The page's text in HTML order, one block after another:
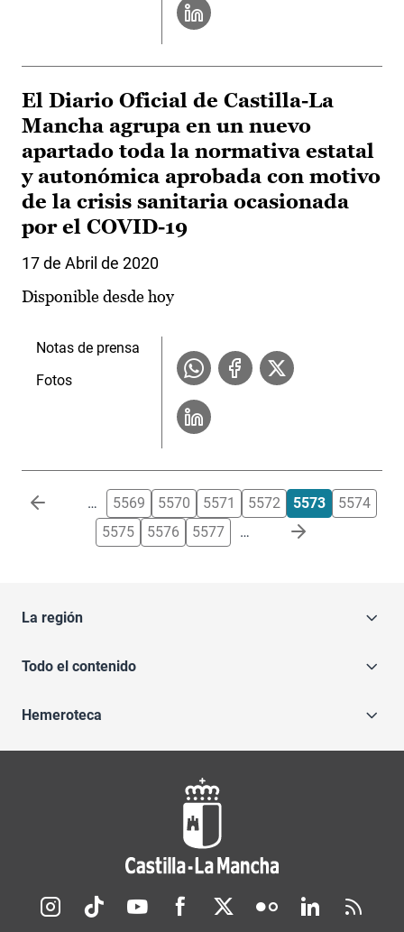
El Diario Oficial de Castilla-La
Mancha agrupa en un nuevo
apartado toda la normativa estatal
y autonómica aprobada con motivo
de la crisis sanitaria ocasionada
por el COVID-19
17 de Abril de 2020
Disponible desde hoy
Notas de prensa
Fotos
Paginación … 5569 5570 5571 5572 5573
5574
5575
5576 5577 …
La región
Todo el contenido
Hemeroteca
Redes sociales JCCM